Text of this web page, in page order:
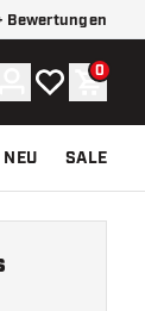
Bewertungen
Konto
Meine 0
NEU SALE